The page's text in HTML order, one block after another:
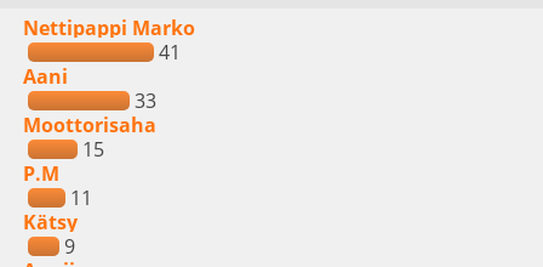
Nettipappi Marko
41
Aani
33
Moottorisaha
15
P.M
11
Kätsy
9